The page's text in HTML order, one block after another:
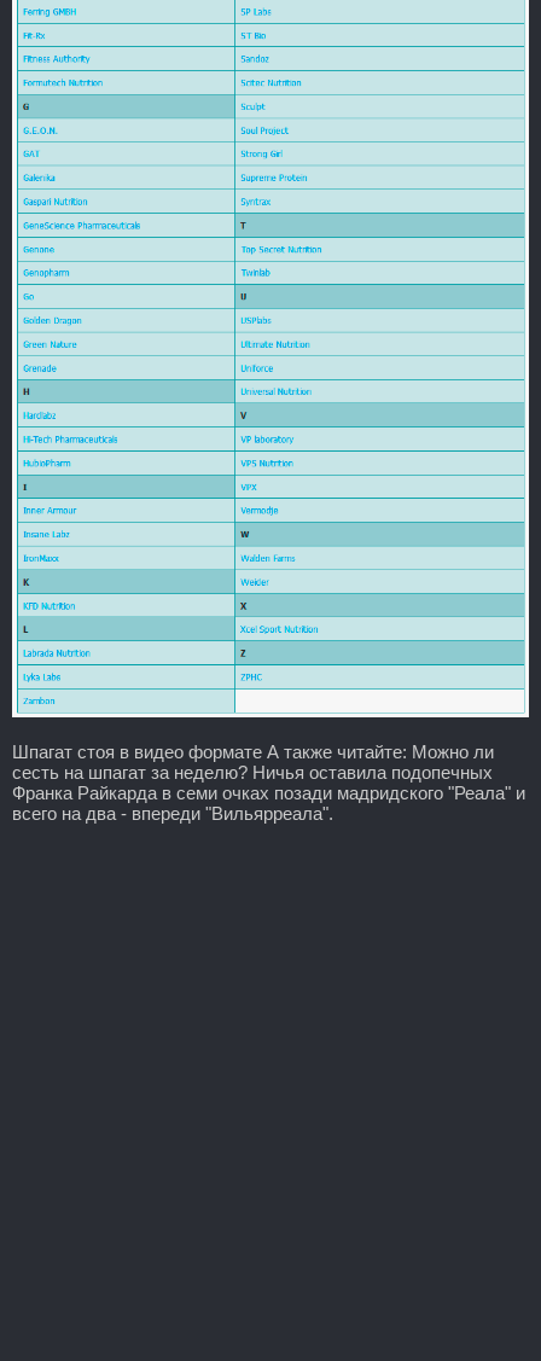
Шпагат стоя в видео формате А также читайте: Можно ли
сесть на шпагат за неделю? Ничья оставила подопечных
Франка Райкарда в семи очках позади мадридского "Реала" и
всего на два - впереди "Вильярреала".